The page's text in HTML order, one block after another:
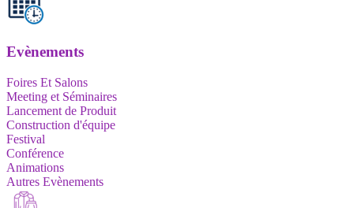
Evènements
Foires Et Salons
Meeting et Séminaires
Lancement de Produit
Construction d'équipe
Festival
Conférence
Animations
Autres Evènements